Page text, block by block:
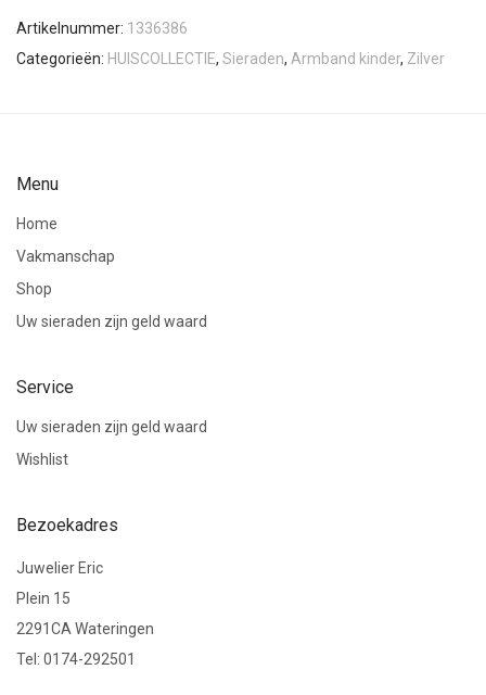
Artikelnummer: 1336386
Categorieën: HUISCOLLECTIE, Sieraden, Armband kinder, Zilver
Menu
Home
Vakmanschap
Shop
Uw sieraden zijn geld waard
Service
Uw sieraden zijn geld waard
Wishlist
Bezoekadres
Juwelier Eric
Plein 15
2291CA Wateringen
Tel: 0174-292501